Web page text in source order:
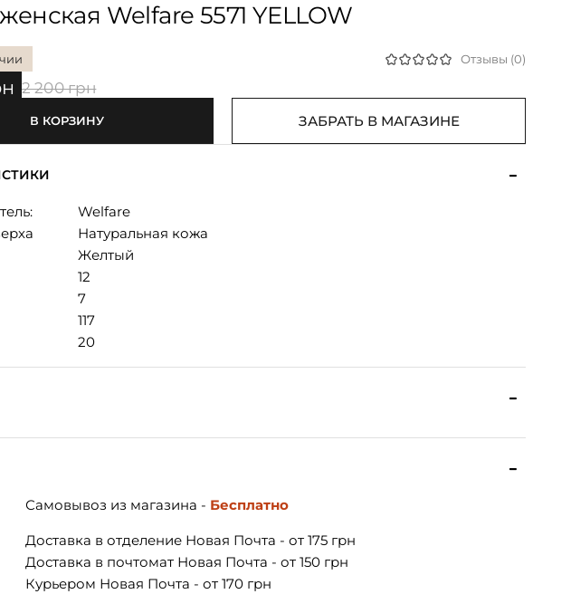
Welfare 5571 YELLOW
Отзывы (0)
2 200 грн
В КОРЗИНУ ЗАБРАТЬ В МАГАЗИНЕ
Welfare
Натуральная кожа
Желтый
12
7
117
20
Самовывоз из магазина - Бесплатно
Доставка в отделение Новая Почта - от 175 грн
Доставка в почтомат Новая Почта - от 150 грн
Курьером Новая Почта - от 170 грн